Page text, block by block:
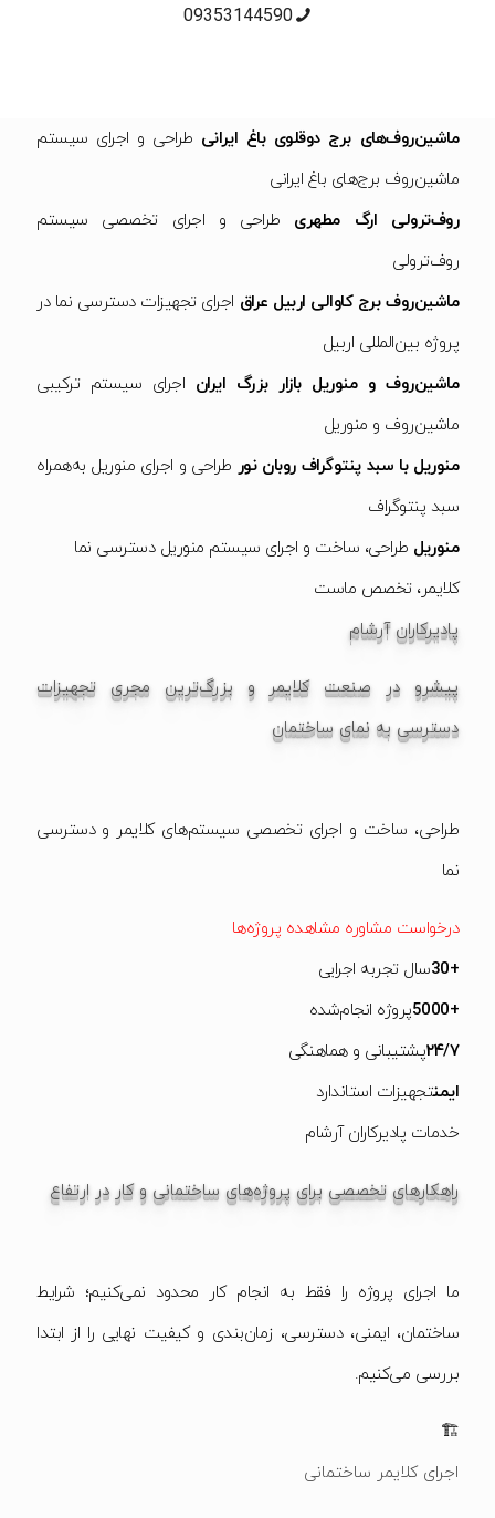
09353144590
ماشین‌روف‌های برج دوقلوی باغ ایرانی طراحی و اجرای سیستم
ماشین‌روف برج‌های باغ ایرانی
روف‌ترولی ارگ مطهری
طراحی و اجرای تخصصی سیستم
روف‌ترولی
ماشین‌روف برج کاوالی اربیل عراق اجرای تجهیزات دسترسی نما در
پروژه بین‌المللی اربیل
ماشین‌روف و منوریل بازار بزرگ ایران اجرای سیستم ترکیبی
ماشین‌روف و منوریل
منوریل با سبد پنتوگراف روبان نور طراحی و اجرای منوریل به‌همراه
سبد پنتوگراف
منوریل طراحی، ساخت و اجرای سیستم منوریل دسترسی نما
کلایمر، تخصص ماست
پادیرکاران آرشام
پیشرو در صنعت کلایمر و بزرگ‌ترین مجری تجهیزات
دسترسی به نمای ساختمان
طراحی، ساخت و اجرای تخصصی سیستم‌های کلایمر و دسترسی
نما
درخواست مشاوره مشاهده پروژه‌ها
+30
سال تجربه اجرایی
+5000
پروژه انجام‌شده
۲۴/۷پشتیبانی و هماهنگی
ایمنتجهیزات استاندارد
خدمات پادیرکاران آرشام
راهکارهای تخصصی برای پروژه‌های ساختمانی و کار در ارتفاع
ما اجرای پروژه را فقط به انجام کار محدود نمی‌کنیم؛ شرایط
ساختمان، ایمنی، دسترسی، زمان‌بندی و کیفیت نهایی را از ابتدا
بررسی می‌کنیم.
🏗️
اجرای کلایمر ساختمانی